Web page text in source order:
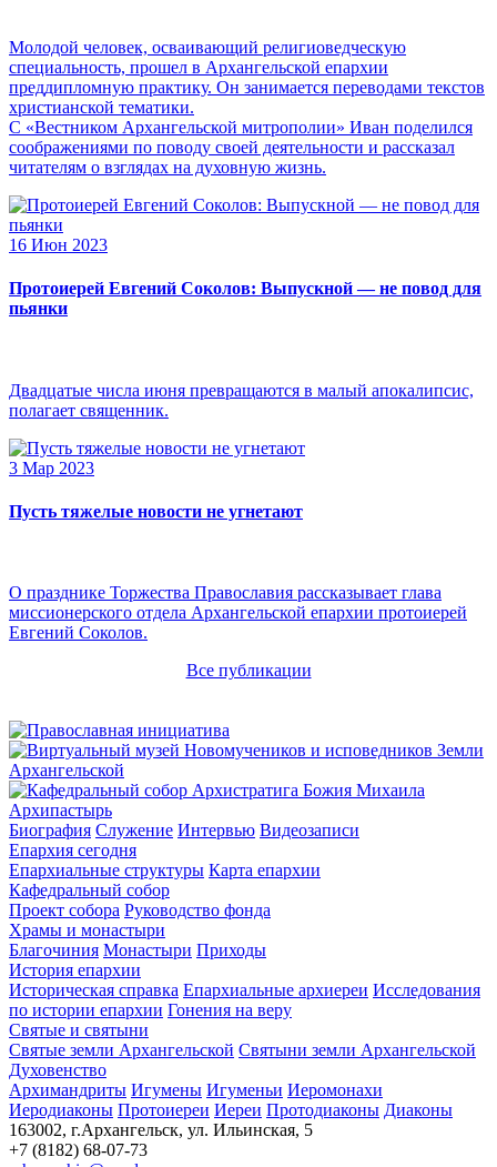
Молодой человек, осваивающий религиоведческую
специальность, прошел в Архангельской епархии
преддипломную практику. Он занимается переводами текстов
христианской тематики.
С «Вестником Архангельской митрополии» Иван поделился
соображениями по поводу своей деятельности и рассказал
читателям о взглядах на духовную жизнь.
16 Июн 2023
Протоиерей Евгений Соколов: Выпускной — не повод для
пьянки
Двадцатые числа июня превращаются в малый апокалипсис,
полагает священник.
3 Мар 2023
Пусть тяжелые новости не угнетают
О празднике Торжества Православия рассказывает глава
миссионерского отдела Архангельской епархии протоиерей
Евгений Соколов.
Все публикации
Архипастырь
Биография Служение Интервью Видеозаписи
Епархия сегодня
Епархиальные структуры Карта епархии
Кафедральный собор
Проект собора Руководство фонда
Храмы и монастыри
Благочиния Монастыри Приходы
История епархии
Историческая справка Епархиальные архиереи Исследования
по истории епархии Гонения на веру
Святые и святыни
Святые земли Архангельской Святыни земли Архангельской
Духовенство
Архимандриты Игумены Игуменьи Иеромонахи
Иеродиаконы Протоиереи Иереи Протодиаконы Диаконы
163002, г.Архангельск, ул. Ильинская, 5
+7 (8182) 68-07-73